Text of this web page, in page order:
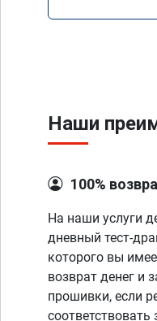
Наши
100%
На наши услуги
дневный тест-
которого вы
возврат денег и
прошивки, если